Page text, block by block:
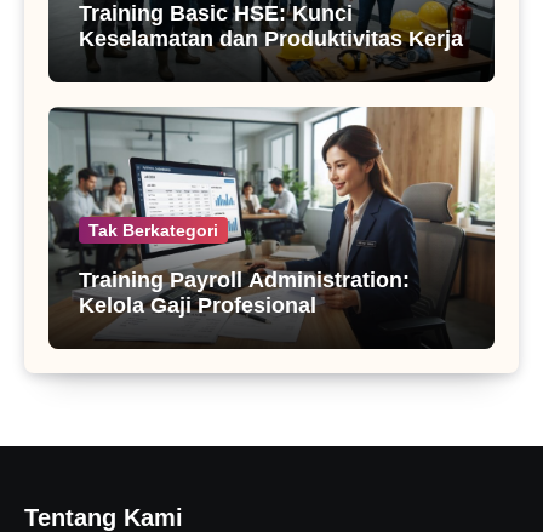
Training Basic HSE: Kunci
Keselamatan dan Produktivitas Kerja
Tak Berkategori
Training Payroll Administration:
Kelola Gaji Profesional
Tentang Kami